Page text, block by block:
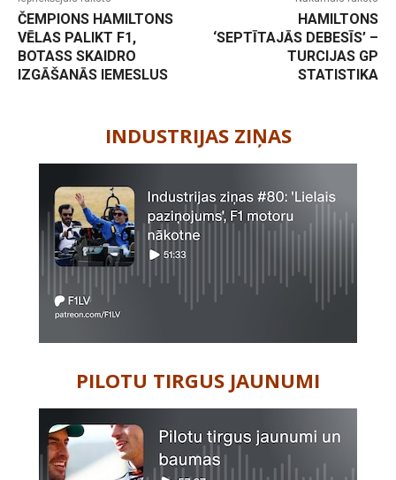
ČEMPIONS HAMILTONS
VĒLAS PALIKT F1,
BOTASS SKAIDRO
IZGĀŠANĀS IEMESLUS
HAMILTONS
‘SEPTĪTAJĀS DEBESĪS’ –
TURCIJAS GP
STATISTIKA
INDUSTRIJAS ZIŅAS
PILOTU TIRGUS JAUNUMI